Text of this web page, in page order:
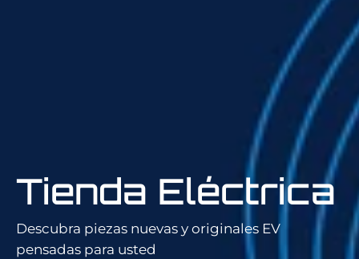
Tienda Eléctrica
Descubra piezas nuevas y originales EV
pensadas para usted